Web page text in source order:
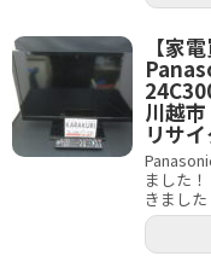
【家
川越
リサ
ました
きました